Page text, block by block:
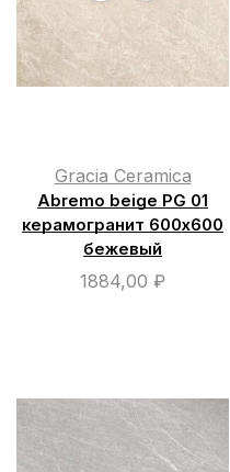
Gracia Ceramica
Abremo beige PG 01
керамогранит 600х600
бежевый
1884,00 ₽